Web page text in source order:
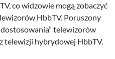
co widzowie mogą zobaczyć
HbbTV. Poruszony
telewizorów
telewizji hybrydowej HbbTV.